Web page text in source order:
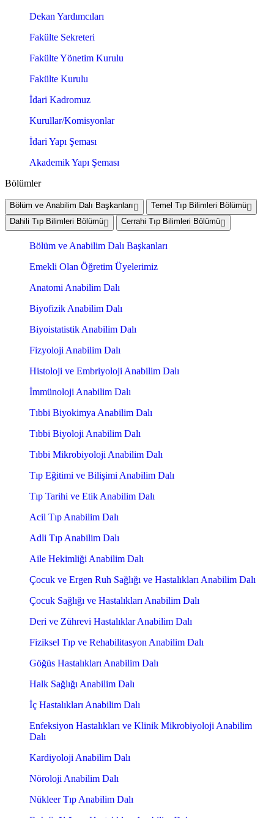
Dekan Yardımcıları
Fakülte Sekreteri
Fakülte Yönetim Kurulu
Fakülte Kurulu
İdari Kadromuz
Kurullar/Komisyonlar
İdari Yapı Şeması
Akademik Yapı Şeması
Bölümler
Bölüm ve Anabilim Dalı Başkanları
Temel Tıp Bilimleri Bölümü
Dahili Tıp Bilimleri Bölümü
Cerrahi Tıp Bilimleri Bölümü
Bölüm ve Anabilim Dalı Başkanları
Emekli Olan Öğretim Üyelerimiz
Anatomi Anabilim Dalı
Biyofizik Anabilim Dalı
Biyoistatistik Anabilim Dalı
Fizyoloji Anabilim Dalı
Histoloji ve Embriyoloji Anabilim Dalı
İmmünoloji Anabilim Dalı
Tıbbi Biyokimya Anabilim Dalı
Tıbbi Biyoloji Anabilim Dalı
Tıbbi Mikrobiyoloji Anabilim Dalı
Tıp Eğitimi ve Bilişimi Anabilim Dalı
Tıp Tarihi ve Etik Anabilim Dalı
Acil Tıp Anabilim Dalı
Adli Tıp Anabilim Dalı
Aile Hekimliği Anabilim Dalı
Çocuk ve Ergen Ruh Sağlığı ve Hastalıkları Anabilim Dalı
Çocuk Sağlığı ve Hastalıkları Anabilim Dalı
Deri ve Zührevi Hastalıklar Anabilim Dalı
Fiziksel Tıp ve Rehabilitasyon Anabilim Dalı
Göğüs Hastalıkları Anabilim Dalı
Halk Sağlığı Anabilim Dalı
İç Hastalıkları Anabilim Dalı
Enfeksiyon Hastalıkları ve Klinik Mikrobiyoloji Anabilim
Dalı
Kardiyoloji Anabilim Dalı
Nöroloji Anabilim Dalı
Nükleer Tıp Anabilim Dalı